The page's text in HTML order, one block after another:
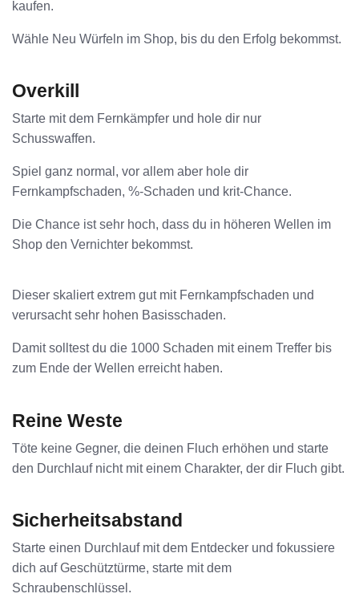
kaufen.
Wähle Neu Würfeln im Shop, bis du den Erfolg bekommst.
Overkill
Starte mit dem Fernkämpfer und hole dir nur
Schusswaffen.
Spiel ganz normal, vor allem aber hole dir
Fernkampfschaden, %-Schaden und krit-Chance.
Die Chance ist sehr hoch, dass du in höheren Wellen im
Shop den Vernichter bekommst.
Dieser skaliert extrem gut mit Fernkampfschaden und
verursacht sehr hohen Basisschaden.
Damit solltest du die 1000 Schaden mit einem Treffer bis
zum Ende der Wellen erreicht haben.
Reine Weste
Töte keine Gegner, die deinen Fluch erhöhen und starte
den Durchlauf nicht mit einem Charakter, der dir Fluch gibt.
Sicherheitsabstand
Starte einen Durchlauf mit dem Entdecker und fokussiere
dich auf Geschütztürme, starte mit dem
Schraubenschlüssel.